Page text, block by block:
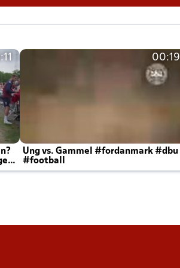
00:19
Ung vs. Gammel #fordanmark #dbu
#football